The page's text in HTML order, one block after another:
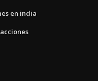
en india